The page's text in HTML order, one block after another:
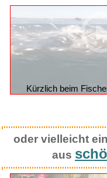
Katzen eben
Kürzlich beim Fischen